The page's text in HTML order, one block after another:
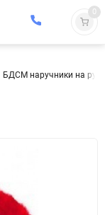
0
БДСМ наручники на